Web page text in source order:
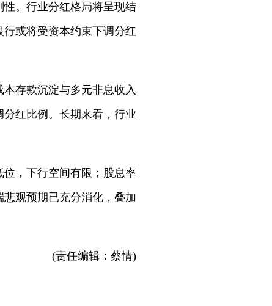
。行业分红格局将呈现结
或将受资本约束下调分红
存款沉淀与多元非息收入
红比例。长期来看，行业
，下行空间有限；股息率
观预期已充分消化，叠加
(责任编辑：蔡情)